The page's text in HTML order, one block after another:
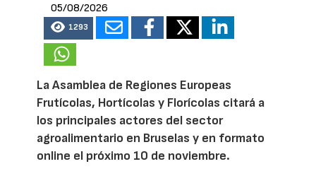
05/08/2026
1293
La Asamblea de Regiones Europeas
Frutícolas, Hortícolas y Florícolas citará a
los principales actores del sector
agroalimentario en Bruselas y en formato
online el próximo 10 de noviembre.